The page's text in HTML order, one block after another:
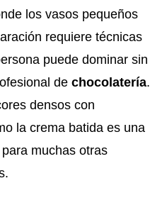
los vasos pequeños
requiere técnicas
puede dominar sin
de chocolatería.
densos con
la crema batida es una
muchas otras